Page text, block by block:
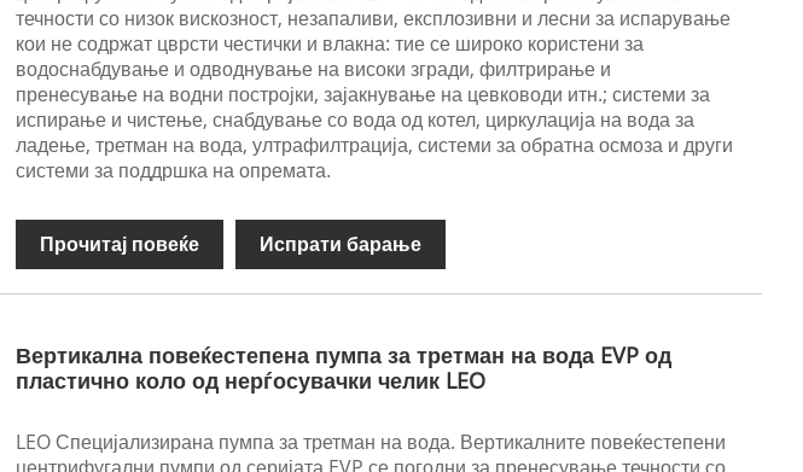
течности со низок вискозност, незапаливи, експлозивни и лесни за испарување
кои не содржат цврсти честички и влакна: тие се широко користени за
водоснабдување и одводнување на високи згради, филтрирање и
пренесување на водни постројки, зајакнување на цевководи итн.; системи за
испирање и чистење, снабдување со вода од котел, циркулација на вода за
ладење, третман на вода, ултрафилтрација, системи за обратна осмоза и други
системи за поддршка на опремата.
Прочитај повеќе Испрати барање
Вертикална повеќестепена пумпа за третман на вода EVP од
пластично коло од нерѓосувачки челик LEO
LEO Специјализирана пумпа за третман на вода. Вертикалните повеќестепени